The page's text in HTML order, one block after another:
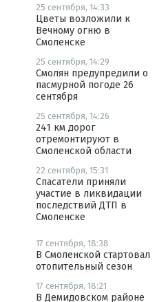
25 сентября, 14:33
Цветы возложили к
Вечному огню в
Смоленске
25 сентября, 14:29
Смолян предупредили о
пасмурной погоде 26
сентября
25 сентября, 14:26
241 км дорог
отремонтируют в
Смоленской области
22 сентября, 15:31
Спасатели приняли
участие в ликвидации
последствий ДТП в
Смоленске
17 сентября, 18:38
В Смоленской стартовал
отопительный сезон
17 сентября, 18:21
В Демидовском районе